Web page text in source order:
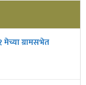
मेच्या ग्रामसभेत